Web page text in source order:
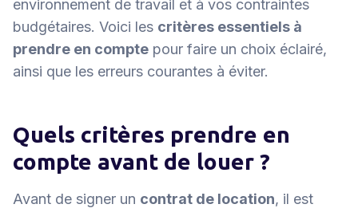
environnement de travail et à vos contraintes
budgétaires. Voici les critères essentiels à
prendre en compte pour faire un choix éclairé,
ainsi que les erreurs courantes à éviter.
Quels critères prendre en
compte avant de louer ?
Avant de signer un contrat de location, il est